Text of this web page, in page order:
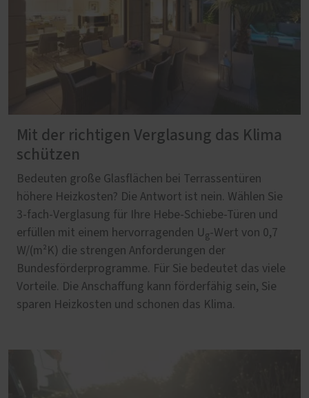
Mit der richtigen Verglasung das Klima
schützen
Bedeuten große Glasflächen bei Terrassentüren
höhere Heizkosten? Die Antwort ist nein. Wählen Sie
3-fach-Verglasung für Ihre Hebe-Schiebe-Türen und
erfüllen mit einem hervorragenden U g-Wert von 0,7
W/(m²K) die strengen Anforderungen der
Bundesförderprogramme. Für Sie bedeutet das viele
Vorteile. Die Anschaffung kann förderfähig sein, Sie
sparen Heizkosten und schonen das Klima.